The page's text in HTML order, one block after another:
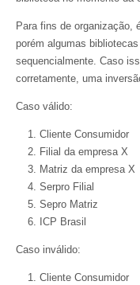
Para fins de organização,
porém algumas
sequencialmente. Caso
corretamente, uma
Caso válido:
Cliente Consumidor
Filial da empresa X
Matriz da empresa X
Serpro Filial
Sepro Matriz
ICP Brasil
Caso inválido:
Cliente Consumidor